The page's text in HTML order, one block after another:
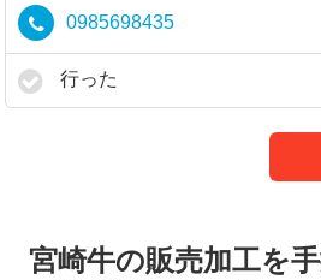
0985698435
行った
宮崎牛の販売加工を